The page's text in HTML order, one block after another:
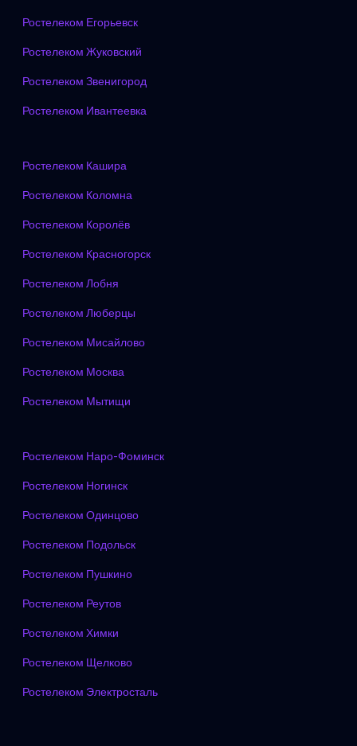
Ростелеком Егорьевск
Ростелеком Жуковский
Ростелеком Звенигород
Ростелеком Ивантеевка
Ростелеком Кашира
Ростелеком Коломна
Ростелеком Королёв
Ростелеком Красногорск
Ростелеком Лобня
Ростелеком Люберцы
Ростелеком Мисайлово
Ростелеком Москва
Ростелеком Мытищи
Ростелеком Наро-Фоминск
Ростелеком Ногинск
Ростелеком Одинцово
Ростелеком Подольск
Ростелеком Пушкино
Ростелеком Реутов
Ростелеком Химки
Ростелеком Щелково
Ростелеком Электросталь